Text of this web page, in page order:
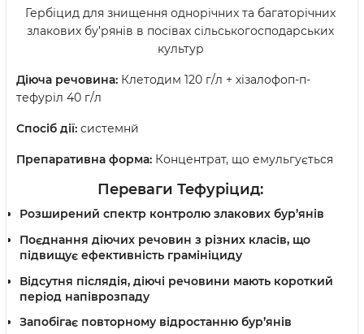
Гербіцид для знищення однорічних та багаторічних
злакових бу’рянів в посівах сільськогосподарських
культур
Діюча речовина: Клетодим 120 г/л + хізалофоп-п-
тефуріл 40 г/л
Спосіб дії: системнй
Препаративна форма: Концентрат, що емульгується
Переваги Тефуріцид:
Розширений спектр контролю злакових бур’янів
Поєднання діючих речовин з різних класів, що
підвищує ефективність грамініциду
Відсутня післядія, діючі речовини мають короткий
період напіврозпаду
Запобігає повторному відростанню бур’янів